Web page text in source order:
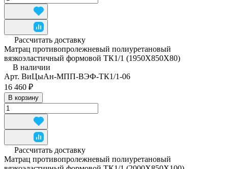
Рассчитать доставку
Матрац противопролежневый полиуретановый
вязкоэластичный формовой ТК1/1 (1950Х850Х80)
В наличии
Арт. ВиЦыАн-МПП-ВЭФ-ТК1/1-06
16 460 ₽
В корзину
Рассчитать доставку
Матрац противопролежневый полиуретановый